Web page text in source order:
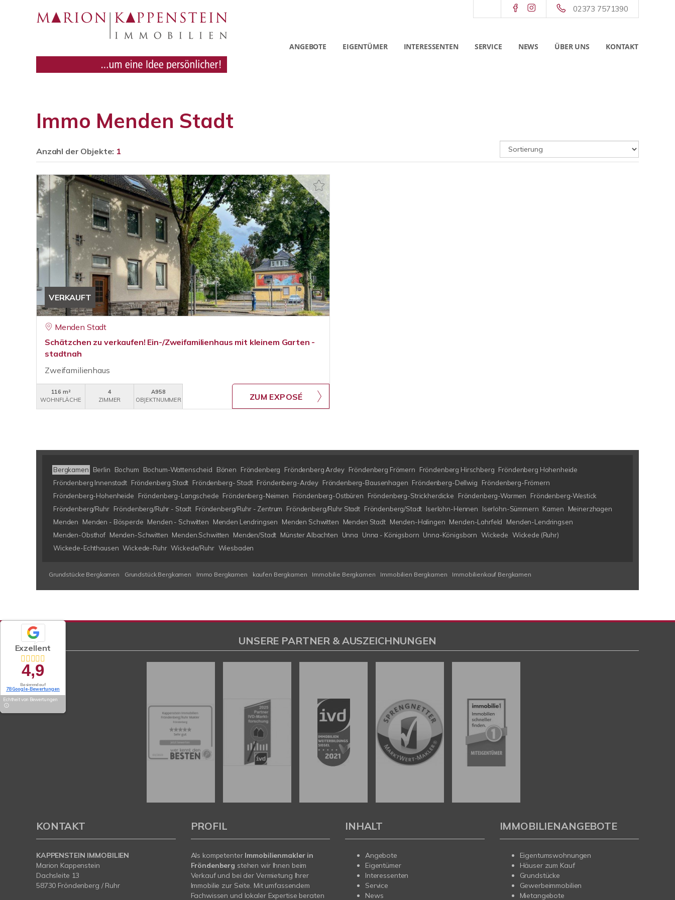
02373 7571390
ANGEBOTE EIGENTÜMER INTERESSENTEN SERVICE NEWS ÜBER UNS KONTAKT
Immo Menden Stadt
Anzahl der Objekte: 1
VERKAUFT
Menden Stadt
Schätzchen zu verkaufen! Ein-/Zweifamilienhaus mit kleinem Garten -
stadtnah
Zweifamilienhaus
116 m²
WOHNFLÄCHE
4
ZIMMER
A958
OBJEKTNUMMER
ZUM EXPOSÉ
Bergkamen Berlin Bochum Bochum-Wattenscheid Bönen Fröndenberg Fröndenberg Ardey Fröndenberg Frömern Fröndenberg Hirschberg Fröndenberg Hohenheide
Fröndenberg Innenstadt Fröndenberg Stadt Fröndenberg- Stadt Fröndenberg-Ardey Fröndenberg-Bausenhagen Fröndenberg-Dellwig
Fröndenberg-Frömern
Fröndenberg-Hohenheide
Fröndenberg-Langschede Fröndenberg-Neimen Fröndenberg-Ostbüren Fröndenberg-Strickherdicke Fröndenberg-Warmen
Fröndenberg-Westick
Fröndenberg/Ruhr Fröndenberg/Ruhr - Stadt Fröndenberg/Ruhr - Zentrum Fröndenberg/Ruhr Stadt Fröndenberg/Stadt Iserlohn-Hennen Iserlohn-Sümmern Kamen
Meinerzhagen
Menden
Menden - Bösperde Menden - Schwitten Menden Lendringsen Menden Schwitten Menden Stadt Menden-Halingen Menden-Lahrfeld
Menden-Lendringsen
Menden-Obsthof Menden-Schwitten Menden.Schwitten Menden/Stadt Münster Albachten Unna Unna - Königsborn Unna-Königsborn Wickede Wickede (Ruhr)
Wickede-Echthausen Wickede-Ruhr Wickede/Ruhr Wiesbaden
Grundstücke Bergkamen Grundstück Bergkamen Immo Bergkamen kaufen Bergkamen Immobilie Bergkamen Immobilien Bergkamen Immobilienkauf Bergkamen
Exzellent
4,9
Basierend auf
78 Google-Bewertungen
Echtheit von Bewertungen
UNSERE PARTNER & AUSZEICHNUNGEN
KONTAKT
KAPPENSTEIN IMMOBILIEN
Marion Kappenstein
Dachsleite 13
58730 Fröndenberg / Ruhr
PROFIL
Als kompetenter Immobilienmakler in
Fröndenberg stehen wir Ihnen beim
Verkauf und bei der Vermietung Ihrer
Immobilie zur Seite. Mit umfassendem
Fachwissen und lokaler Expertise beraten
INHALT
Angebote
Eigentümer
Interessenten
Service
News
IMMOBILIENANGEBOTE
Eigentumswohnungen
Häuser zum Kauf
Grundstücke
Gewerbeimmobilien
Mietangebote